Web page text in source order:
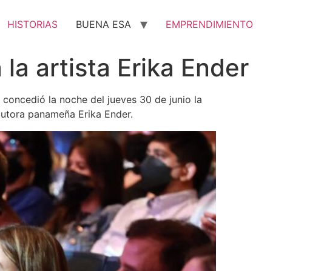
HISTORIAS BUENA ESA EMPRENDIMIENTO
artista Erika Ender
la noche del jueves 30 de junio la
panameña Erika Ender.